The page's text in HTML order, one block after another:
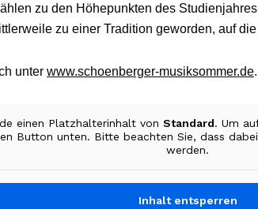
zu den Höhepunkten des
zu einer Tradition geworden, auf
unter www.schoenberger-musiksommer.de.
einen Platzhalterinhalt von Standard. Um
Button unten. Bitte beachten Sie, dass
werden.
Inhalt entsperren